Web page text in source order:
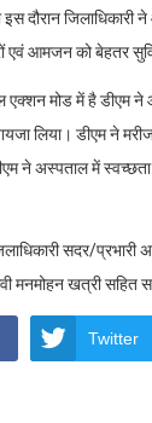
दौरान जिलाधिकारी
एवं आमजन को बेहतर
एक्शन मोड में है डीएम
लिया। डीएम ने
ने अस्पताल में
सदर/प्रभारी
मनमोहन खत्री सहित
Twitter